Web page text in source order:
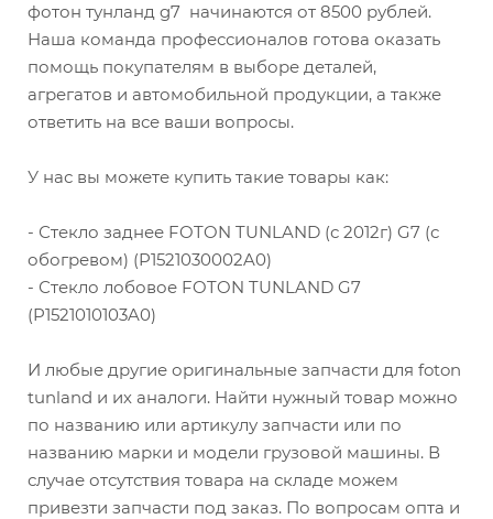
фотон тунланд g7 начинаются от 8500 рублей.
Наша команда профессионалов готова оказать
помощь покупателям в выборе деталей,
агрегатов и автомобильной продукции, а также
ответить на все ваши вопросы.
У нас вы можете купить такие товары как:
- Стекло заднее FOTON TUNLAND (с 2012г) G7 (с
обогревом) (P1521030002A0)
- Стекло лобовое FOTON TUNLAND G7
(P1521010103A0)
И любые другие оригинальные запчасти для foton
tunland и их аналоги. Найти нужный товар можно
по названию или артикулу запчасти или по
названию марки и модели грузовой машины. В
случае отсутствия товара на складе можем
привезти запчасти под заказ. По вопросам опта и